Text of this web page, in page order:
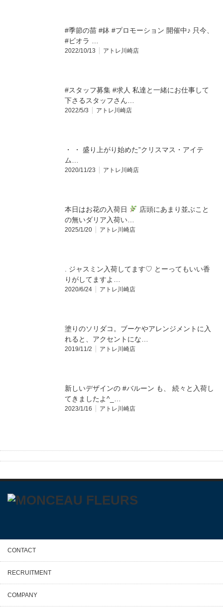
#季節の苗 #鉢 #プロモーション 開催中♪ 只今、
#ビオラ …
2022/10/13 アトレ川崎店
#スタッフ募集 #求人 私達と一緒にお仕事して
下さるスタッフさん…
2022/5/3 アトレ川崎店
・ ・ 盛り上がり始めた”クリスマス・アイテ
ム…
2020/11/23 アトレ川崎店
本日はお花の入荷日
店頭にあまり並ぶこと
の無いダリア入荷い…
2025/1/20 アトレ川崎店
. ジャスミン入荷してます♡ とーってもいい香
りがしてますよ…
2020/6/24 アトレ川崎店
塗りのソリダコ。ブーケやアレンジメントに入
れると、アクセントにな…
2019/11/2 アトレ川崎店
新しいデザインの #バルーン も、 続々と入荷し
てきましたよ^_…
2023/1/16 アトレ川崎店
CONTACT
RECRUITMENT
COMPANY